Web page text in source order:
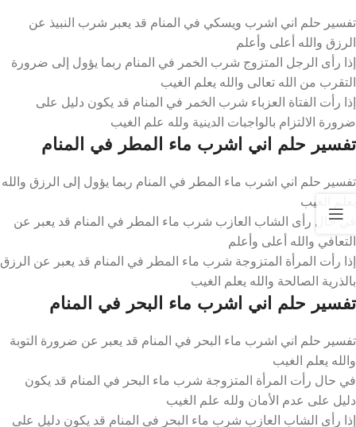
تفسير حلم اني اشرب ويسكي في المنام قد يعبر شرب النبيذ عن
الرزق والله أعلى وأعلم
إذا رأى الرجل المتزوج شرب الخمر في المنام ربما يؤول إلى ضرورة
التقرب من الله تعالى والله يعلم الغيب
إذا رأت الفتاة العزباء شرب الخمر في المنام قد يكون دليل على
ضرورة الالتزام بالواجبات الدينية ولله علم الغيب
تفسير حلم اني اشرب ماء المطر في المنام
تفسير حلم اني اشرب ماء المطر في المنام ربما يؤول إلى الرزق والله
يعلم الغيب
في حال رأى الشاب العازب شرب ماء المطر في المنام قد يعبر عن
التعافي والله أعلى وأعلم
إذا رأت المرأة المتزوجة شرب ماء المطر في المنام قد يعبر عن الرزق
بالذرية الصالحة والله يعلم الغيب
تفسير حلم اني اشرب ماء البحر في المنام
تفسير حلم اني اشرب ماء البحر في المنام قد يعبر عن ضرورة التوبة
والله يعلم الغيب
في حال رأت المرأة المتزوجة شرب ماء البحر في المنام قد يكون
دليل على عدم الأمان ولله علم الغيب
إذا رأى الشاب العازب شرب ماء البحر في المنام قد يكون دليل على